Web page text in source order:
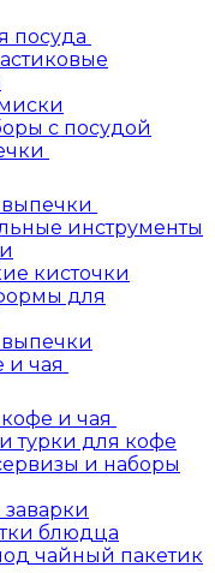
посуда
с посудой
инструменты
кисточки
для
и чая
и чая
турки для кофе
и наборы
блюдца
чайный пакетик